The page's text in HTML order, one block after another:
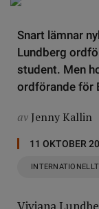
Snart lämnar
Lundberg
student. Men
ordförande för
av Jenny Kallin
11 OKTOBER
INTERNATIONELLT